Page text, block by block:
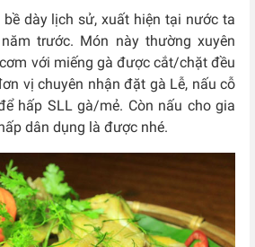
dày lịch sử, xuất hiện tại nước ta
trước. Món này thường xuyên
với miếng gà được cắt/chặt đều
vị chuyên nhận đặt gà Lễ, nấu cỗ
hấp SLL gà/mẻ. Còn nấu cho gia
dân dụng là được nhé.